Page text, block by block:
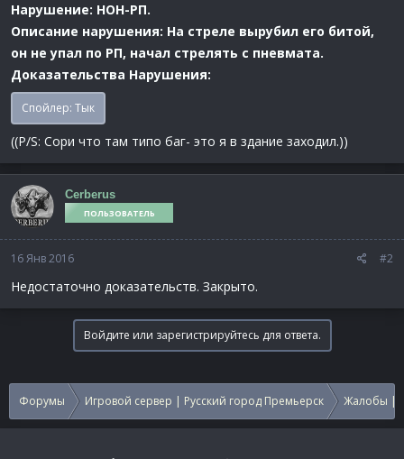
Нарушение: НОН-РП.
Описание нарушения: На стреле вырубил его битой,
он не упал по РП, начал стрелять с пневмата.
Доказательства Нарушения:
Спойлер: Тык
((P/S: Сори что там типо баг- это я в здание заходил.))
Cerberus
ПОЛЬЗОВАТЕЛЬ
16 Янв 2016 #2
Недостаточно доказательств. Закрыто.
Войдите или зарегистрируйтесь для ответа.
Форумы Игровой сервер | Русский город Премьерск Жалобы |